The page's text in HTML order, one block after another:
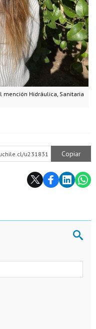
mención Hidráulica, Sanitaria
u231831 Copiar